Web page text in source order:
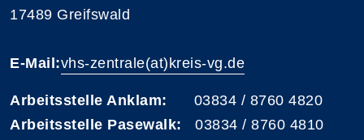
17489 Greifswald
E-Mail:vhs-zentrale(at)kreis-vg.de
Arbeitsstelle Anklam: 03834 / 8760 4820
Arbeitsstelle Pasewalk: 03834 / 8760 4810